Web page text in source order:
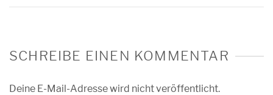
SCHREIBE EINEN KOMMENTAR
Deine E-Mail-Adresse wird nicht veröffentlicht.